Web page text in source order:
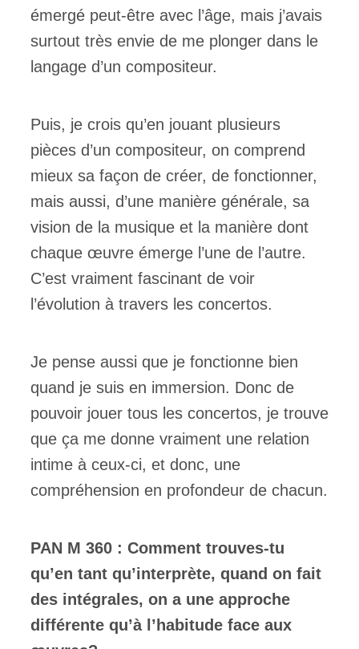
émergé peut-être avec l’âge, mais j’avais
surtout très envie de me plonger dans le
langage d’un compositeur.
Puis, je crois qu’en jouant plusieurs
pièces d’un compositeur, on comprend
mieux sa façon de créer, de fonctionner,
mais aussi, d’une manière générale, sa
vision de la musique et la manière dont
chaque œuvre émerge l’une de l’autre.
C’est vraiment fascinant de voir
l’évolution à travers les concertos.
Je pense aussi que je fonctionne bien
quand je suis en immersion. Donc de
pouvoir jouer tous les concertos, je trouve
que ça me donne vraiment une relation
intime à ceux-ci, et donc, une
compréhension en profondeur de chacun.
PAN M 360 : Comment trouves-tu
qu’en tant qu’interprète, quand on fait
des intégrales, on a une approche
différente qu’à l’habitude face aux